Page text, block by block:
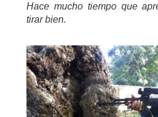
Hace mucho tiempo que
tirar bien.